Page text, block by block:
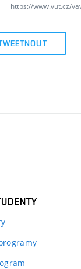
https://www.vut.cz/